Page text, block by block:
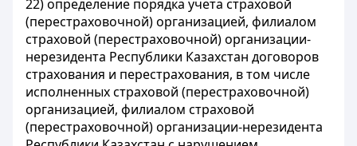
22) определение порядка учета страховой
(перестраховочной) организацией, филиалом
страховой (перестраховочной) организации-
нерезидента Республики Казахстан договоров
страхования и перестрахования, в том числе
исполненных страховой (перестраховочной)
организацией, филиалом страховой
(перестраховочной) организации-нерезидента